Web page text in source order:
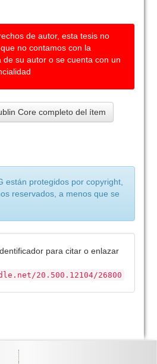
de autor, esta tesis no
no contamos con la
de su autor o se cuenta con un
Core completo del ítem
están protegidos por copyright,
reservados, a menos que se
para citar o enlazar
20.500.12104/26800